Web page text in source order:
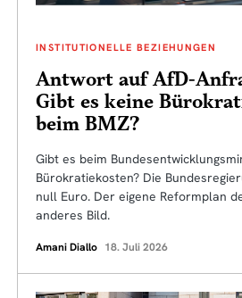
INSTITUTIONELLE BEZIEHUNGEN
Antwort auf AfD-
Gibt es keine
beim BMZ?
Gibt es beim
Bürokratiekosten? Die
null Euro. Der eigene Reformplan
anderes Bild.
Amani Diallo 18. Juli 2026